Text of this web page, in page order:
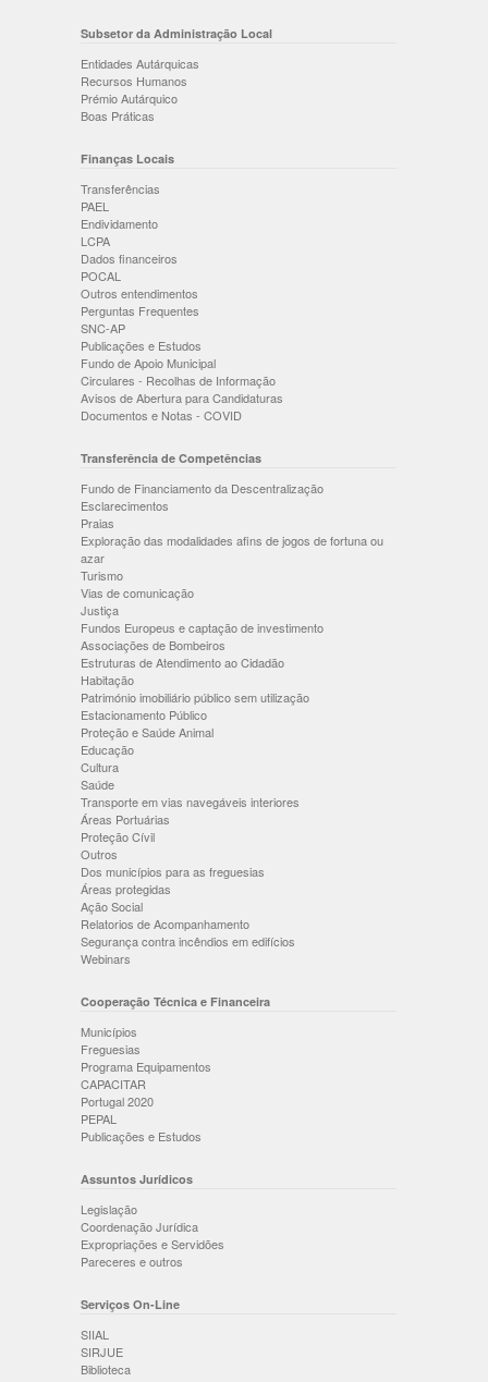
Subsetor da Administração Local
Entidades Autárquicas
Recursos Humanos
Prémio Autárquico
Boas Práticas
Finanças Locais
Transferências
PAEL
Endividamento
LCPA
Dados financeiros
POCAL
Outros entendimentos
Perguntas Frequentes
SNC-AP
Publicações e Estudos
Fundo de Apoio Municipal
Circulares - Recolhas de Informação
Avisos de Abertura para Candidaturas
Documentos e Notas - COVID
Transferência de Competências
Fundo de Financiamento da Descentralização
Esclarecimentos
Praias
Exploração das modalidades afins de jogos de fortuna ou
azar
Turismo
Vias de comunicação
Justiça
Fundos Europeus e captação de investimento
Associações de Bombeiros
Estruturas de Atendimento ao Cidadão
Habitação
Património imobiliário público sem utilização
Estacionamento Público
Proteção e Saúde Animal
Educação
Cultura
Saúde
Transporte em vias navegáveis interiores
Áreas Portuárias
Proteção Cívil
Outros
Dos municípios para as freguesias
Áreas protegidas
Ação Social
Relatorios de Acompanhamento
Segurança contra incêndios em edifícios
Webinars
Cooperação Técnica e Financeira
Municípios
Freguesias
Programa Equipamentos
CAPACITAR
Portugal 2020
PEPAL
Publicações e Estudos
Assuntos Jurídicos
Legislação
Coordenação Jurídica
Expropriações e Servidões
Pareceres e outros
Serviços On-Line
SIIAL
SIRJUE
Biblioteca